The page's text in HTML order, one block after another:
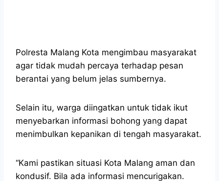
Polresta Malang Kota mengimbau masyarakat
agar tidak mudah percaya terhadap pesan
berantai yang belum jelas sumbernya.
Selain itu, warga diingatkan untuk tidak ikut
menyebarkan informasi bohong yang dapat
menimbulkan kepanikan di tengah masyarakat.
“Kami pastikan situasi Kota Malang aman dan
kondusif. Bila ada informasi mencurigakan.